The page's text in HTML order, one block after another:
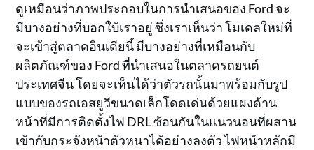
ดูเหมือนว่าภาพประกอบในการนำเสนอของ Ford จะ
มีบางอย่างที่บอกใบ้เราอยู่ ซึ่งเราเห็นว่า โมเดลใหม่ที่
จะเข้าสู่ตลาดอินเดียนี้ มีบางอย่างที่เหมือนกับ
ผลิตภัณฑ์ของ Ford ที่นำเสนอในตลาดรถยนต์
ประเทศจีน โดยจะเห็นได้ว่าตัวรถนั้นมาพร้อมกับรูป
แบบของรถเอสยูวีขนาดเล็กโดดเด่นด้วยแผงด้าน
หน้าที่มีการติดตั้งไฟ DRL ซ้อนกันในแนวนอนที่ผสาน
เข้ากับกระจังหน้าตัวหนาได้อย่างลงตัว ไฟหน้าหลักมี